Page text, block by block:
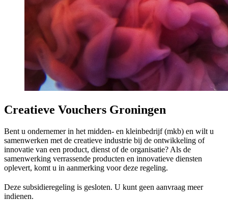
Creatieve Vouchers Groningen
Bent u ondernemer in het midden- en kleinbedrijf (mkb) en wilt u
samenwerken met de creatieve industrie bij de ontwikkeling of
innovatie van een product, dienst of de organisatie? Als de
samenwerking verrassende producten en innovatieve diensten
oplevert, komt u in aanmerking voor deze regeling.
Deze subsidieregeling is gesloten. U kunt geen aanvraag meer
indienen.